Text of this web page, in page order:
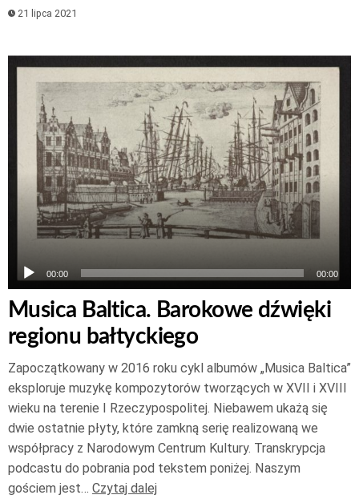
21 lipca 2021
Odtwarzacz
plików
dźwiękowych
00:00 00:00
Musica Baltica. Barokowe dźwięki
regionu bałtyckiego
Zapoczątkowany w 2016 roku cykl albumów „Musica Baltica”
eksploruje muzykę kompozytorów tworzących w XVII i XVIII
wieku na terenie I Rzeczypospolitej. Niebawem ukażą się
dwie ostatnie płyty, które zamkną serię realizowaną we
współpracy z Narodowym Centrum Kultury. Transkrypcja
podcastu do pobrania pod tekstem poniżej. Naszym
gościem jest… Czytaj dalej